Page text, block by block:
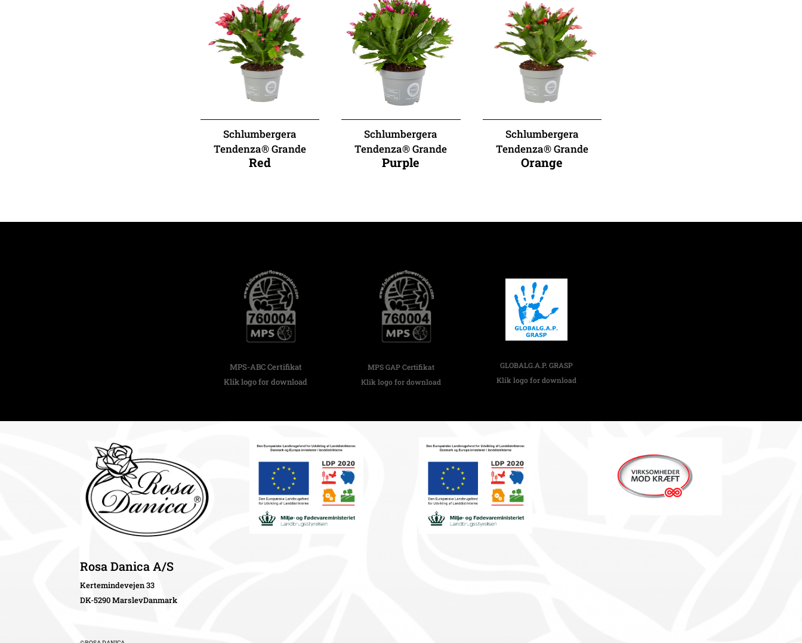
Schlumbergera
Tendenza® Grande
Red
Schlumbergera
Tendenza® Grande
Purple
Schlumbergera
Tendenza® Grande
Orange
MPS-ABC Certifikat
Klik logo for download
MPS GAP Certifikat
Klik logo for download
GLOBALG.A.P. GRASP
Klik logo for download
Rosa Danica A/S
Kertemindevejen 33
DK-5290 MarslevDanmark